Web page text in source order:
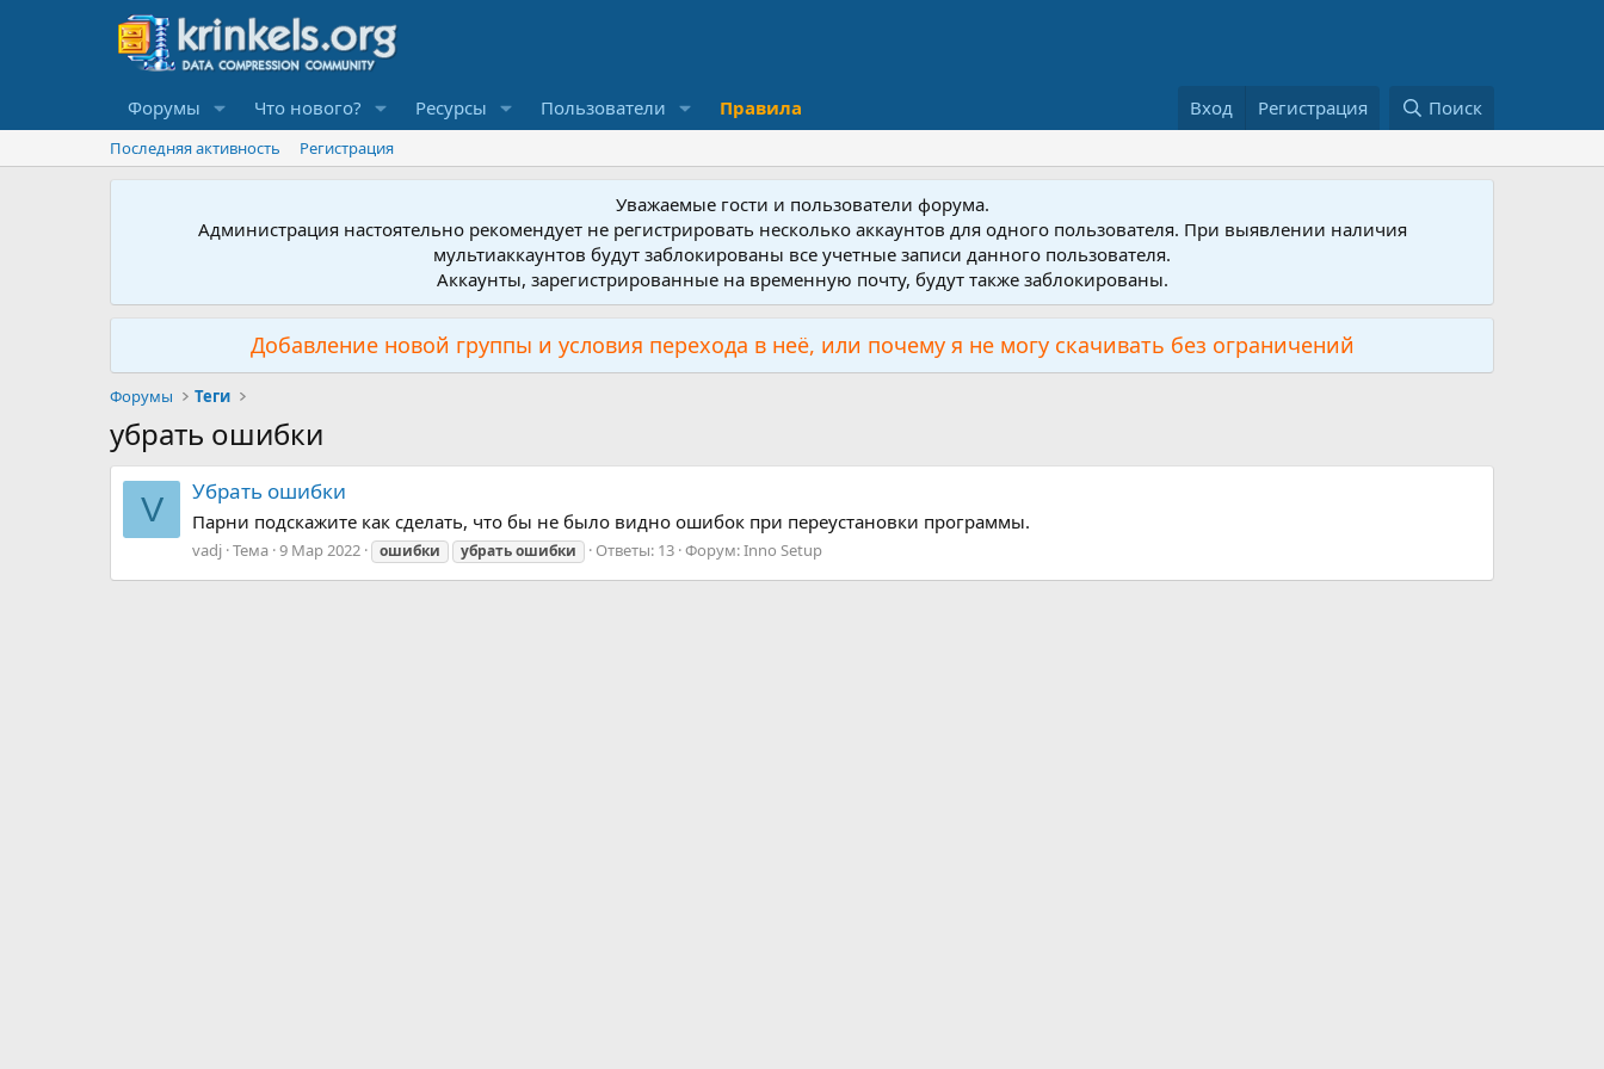
Форумы Что нового? Ресурсы Пользователи Правила Вход Регистрация Поиск
Последняя активность Регистрация
Уважаемые гости и пользователи форума.
Администрация настоятельно рекомендует не регистрировать несколько аккаунтов для одного пользователя. При выявлении наличия
мультиаккаунтов будут заблокированы все учетные записи данного пользователя.
Аккаунты, зарегистрированные на временную почту, будут также заблокированы.
Добавление новой группы и условия перехода в неё, или почему я не могу скачивать без ограничений
Форумы Теги
убрать ошибки
V Убрать ошибки
Парни подскажите как сделать, что бы не было видно ошибок при переустановки программы.
vadj Тема 9 Мар 2022 ошибки убратьошибки Ответы: 13 Форум:Inno Setup